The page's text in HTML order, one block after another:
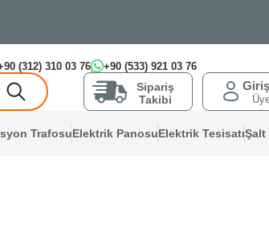
(312) 310 03 76 +90 (533) 921 03 76
Sipariş
Takibi
TrafosuElektrik PanosuElektrik TesisatıŞalt